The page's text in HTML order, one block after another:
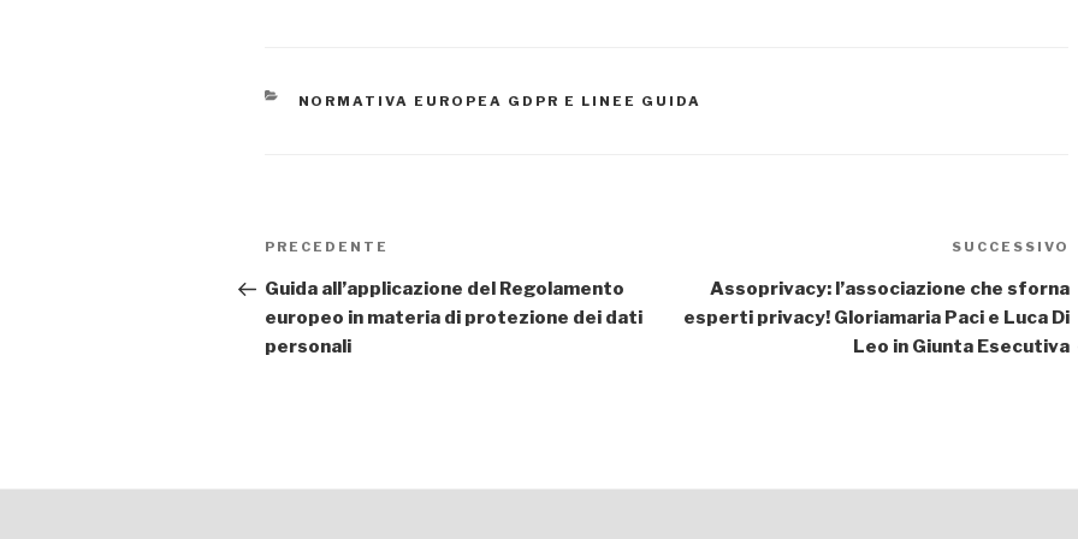
CATEGORIE
NORMATIVA EUROPEA GDPR E LINEE GUIDA
Navigazione
articoli
Articolo
PRECEDENTE
Guida all’applicazione del Regolamento
europeo in materia di protezione dei dati
personali
SUCCESSIVO
Assoprivacy: l’associazione che sforna
esperti privacy! Gloriamaria Paci e Luca Di
Leo in Giunta Esecutiva